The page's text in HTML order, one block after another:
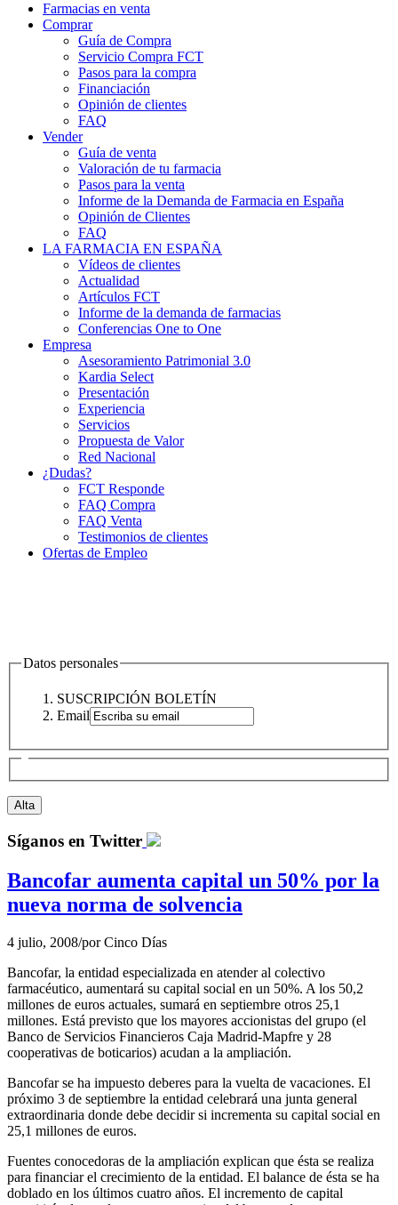
Farmacias en venta
Comprar
Guía de Compra
Servicio Compra FCT
Pasos para la compra
Financiación
Opinión de clientes
FAQ
Vender
Guía de venta
Valoración de tu farmacia
Pasos para la venta
Informe de la Demanda de Farmacia en España
Opinión de Clientes
FAQ
LA FARMACIA EN ESPAÑA
Vídeos de clientes
Actualidad
Artículos FCT
Informe de la demanda de farmacias
Conferencias One to One
Empresa
Asesoramiento Patrimonial 3.0
Kardia Select
Presentación
Experiencia
Servicios
Propuesta de Valor
Red Nacional
¿Dudas?
FCT Responde
FAQ Compra
FAQ Venta
Testimonios de clientes
Ofertas de Empleo
Datos personales
SUSCRIPCIÓN BOLETÍN
Email
Síganos en Twitter
Bancofar aumenta capital un 50% por la
nueva norma de solvencia
4 julio, 2008/porCinco Días
Bancofar, la entidad especializada en atender al colectivo
farmacéutico, aumentará su capital social en un 50%. A los 50,2
millones de euros actuales, sumará en septiembre otros 25,1
millones. Está previsto que los mayores accionistas del grupo (el
Banco de Servicios Financieros Caja Madrid-Mapfre y 28
cooperativas de boticarios) acudan a la ampliación.
Bancofar se ha impuesto deberes para la vuelta de vacaciones. El
próximo 3 de septiembre la entidad celebrará una junta general
extraordinaria donde debe decidir si incrementa su capital social en
25,1 millones de euros.
Fuentes conocedoras de la ampliación explican que ésta se realiza
para financiar el crecimiento de la entidad. El balance de ésta se ha
doblado en los últimos cuatro años. El incremento de capital